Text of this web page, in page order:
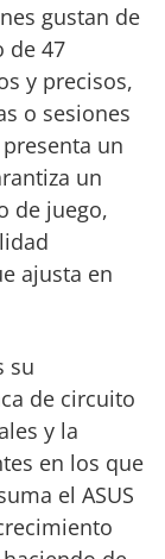
gustan de
de 47
y precisos,
o sesiones
un
un
de juego,
ajusta en
su
de circuito
y la
en los que
el ASUS